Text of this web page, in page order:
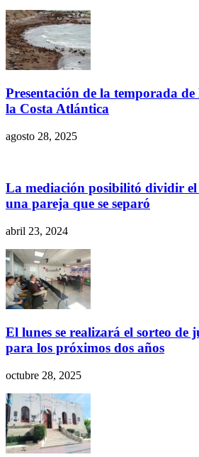
Presentación de la temporada
la Costa Atlántica
agosto 28, 2025
La mediación posibilitó dividir el
una pareja que se separó
abril 23, 2024
El lunes se realizará el sorteo de
para los próximos dos años
octubre 28, 2025